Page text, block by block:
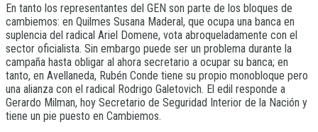
En tanto los representantes del GEN son parte de los bloques de
cambiemos: en Quilmes Susana Maderal, que ocupa una banca en
suplencia del radical Ariel Domene, vota abroqueladamente con el
sector oficialista. Sin embargo puede ser un problema durante la
campaña hasta obligar al ahora secretario a ocupar su banca; en
tanto, en Avellaneda, Rubén Conde tiene su propio monobloque pero
una alianza con el radical Rodrigo Galetovich. El edil responde a
Gerardo Milman, hoy Secretario de Seguridad Interior de la Nación y
tiene un pie puesto en Cambiemos.